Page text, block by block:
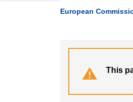
European
This